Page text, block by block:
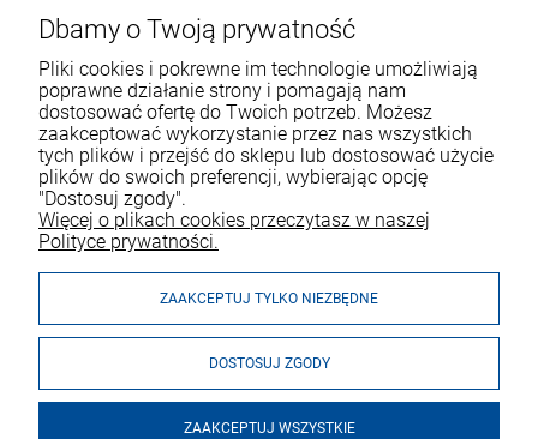
VOICESHOP.PL
ZAKUPY
Dbamy o Twoją prywatność
Pliki cookies i pokrewne im technologie umożliwiają
poprawne działanie strony i pomagają nam
dostosować ofertę do Twoich potrzeb. Możesz
zaakceptować wykorzystanie przez nas wszystkich
tych plików i przejść do sklepu lub dostosować użycie
plików do swoich preferencji, wybierając opcję
"Dostosuj zgody".
Więcej o plikach cookies przeczytasz w naszej
Polityce prywatności.
ZAAKCEPTUJ TYLKO NIEZBĘDNE
DOSTOSUJ ZGODY
ZAAKCEPTUJ WSZYSTKIE